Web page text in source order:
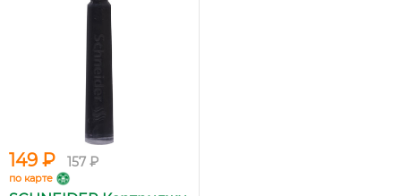
149 ₽ 157 ₽
по карте